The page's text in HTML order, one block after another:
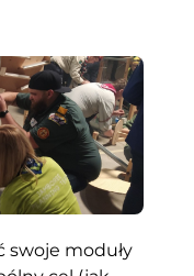
swoje moduły